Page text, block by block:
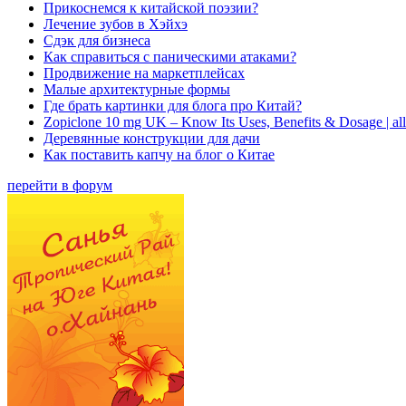
Прикоснемся к китайской поэзии?
Лечение зубов в Хэйхэ
Сдэк для бизнеса
Как справиться с паническими атаками?
Продвижение на маркетплейсах
Малые архитектурные формы
Где брать картинки для блога про Китай?
Zopiclone 10 mg UK – Know Its Uses, Benefits & Dosage |
Деревянные конструкции для дачи
Как поставить капчу на блог о Китае
перейти в форум